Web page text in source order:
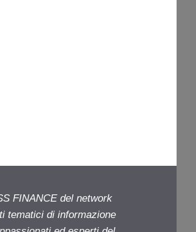
FINANCE del network
tematici di informazione